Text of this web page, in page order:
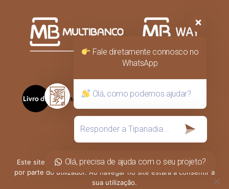
Fale diretamente connosco no
WhatsApp
Olá, como podemos ajudar?
Olá, precisa de ajuda com o seu projeto?
Este site utiliza cookies para permitir uma melhor experiência
por parte do utilizador. Ao navegar no site estará a consentir a
sua utilização.